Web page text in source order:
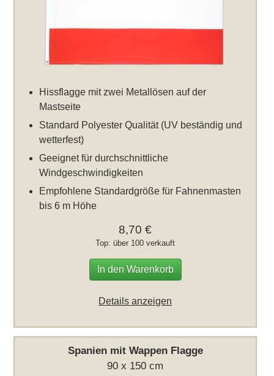
Hissflagge mit zwei Metallösen auf der
Mastseite
Standard Polyester Qualität (UV beständig und
wetterfest)
Geeignet für durchschnittliche
Windgeschwindigkeiten
Empfohlene Standardgröße für Fahnenmasten
bis 6 m Höhe
8,70 €
Top: über 100 verkauft
In den Warenkorb
Details anzeigen
Spanien mit Wappen Flagge
90 x 150 cm